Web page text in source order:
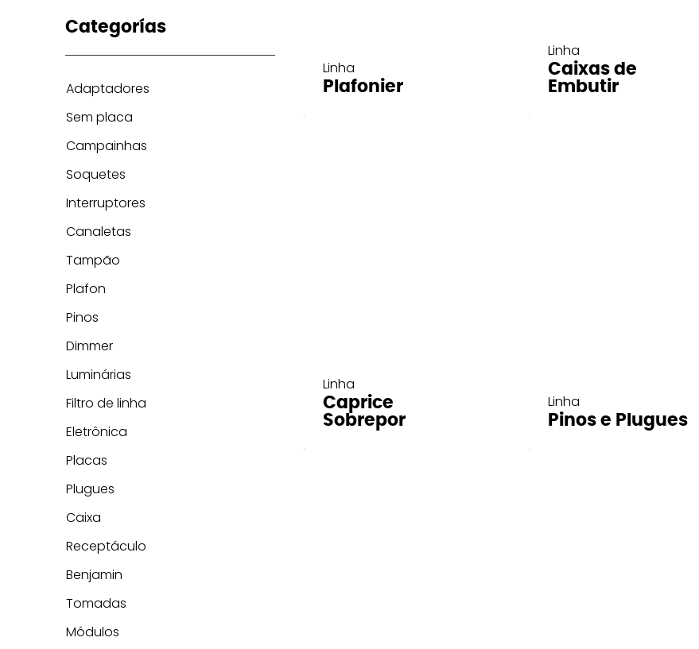
Linha
Plafonier
Linha
Caixas de
Embutir
Linha
Caprice
Sobrepor
Linha
Pinos e Plugues
Categorías
Adaptadores
Sem placa
Campainhas
Soquetes
Interruptores
Canaletas
Tampão
Plafon
Pinos
Dimmer
Luminárias
Filtro de linha
Eletrônica
Placas
Plugues
Caixa
Receptáculo
Benjamin
Tomadas
Módulos